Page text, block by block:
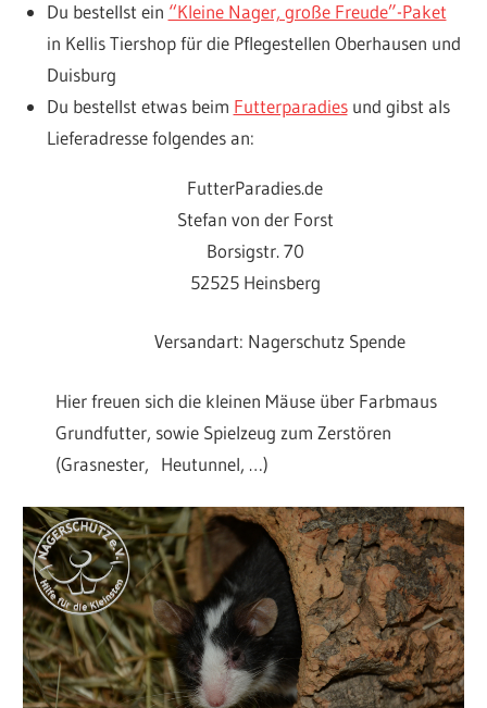
Du bestellst ein “Kleine Nager, große Freude”-Paket
in Kellis Tiershop für die Pflegestellen Oberhausen und
Duisburg
Du bestellst etwas beim Futterparadiesund gibst als
Lieferadresse folgendes an:
FutterParadies.de
Stefan von der Forst
Borsigstr. 70
52525 Heinsberg
Versandart: Nagerschutz Spende
Hier freuen sich die kleinen Mäuse über Farbmaus
Grundfutter, sowie Spielzeug zum Zerstören
(Grasnester, Heutunnel, …)